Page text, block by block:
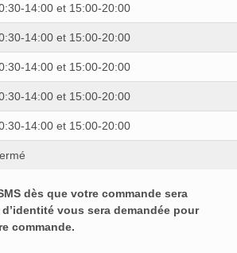
14:00 et 15:00-20:00
14:00 et 15:00-20:00
14:00 et 15:00-20:00
14:00 et 15:00-20:00
14:00 et 15:00-20:00
dès que votre commande sera
vous sera demandée pour
commande.